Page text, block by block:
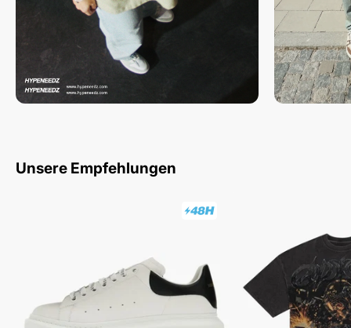
Unsere Empfehlungen